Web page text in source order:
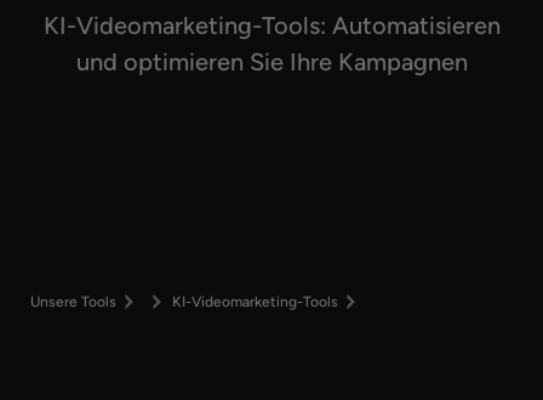
KI-Videomarketing-Tools: Automatisieren
und optimieren Sie Ihre Kampagnen
Unsere Tools KI-Videomarketing-Tools